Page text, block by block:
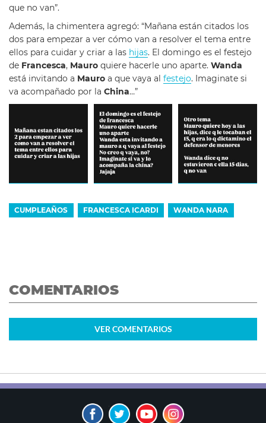
que no van”.
Además, la chimentera agregó: “Mañana están citados los
dos para empezar a ver cómo van a resolver el tema entre
ellos para cuidar y criar a las hijas. El domingo es el festejo
de Francesca, Mauro quiere hacerle uno aparte. Wanda
está invitando a Mauro a que vaya al festejo. Imaginate si
va acompañado por la China…”
CUMPLEAÑOS FRANCESCA ICARDI WANDA NARA
COMENTARIOS
VER COMENTARIOS